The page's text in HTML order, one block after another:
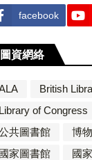
facebook
圖資網絡
British
of Congress
共圖書館
博
家圖書館
國